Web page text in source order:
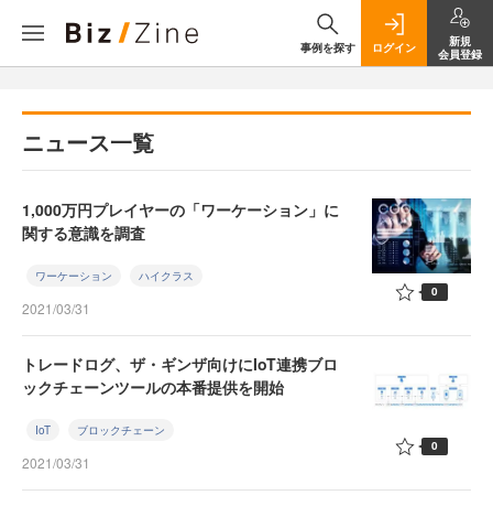
事例を探す ログイン
新規
会員登録
ニュース一覧
1,000万円プレイヤーの「ワーケーション」に
関する意識を調査
ワーケーション ハイクラス
2021/03/31
0
トレードログ、ザ・ギンザ向けにIoT連携ブロ
ックチェーンツールの本番提供を開始
IoT ブロックチェーン
2021/03/31
0